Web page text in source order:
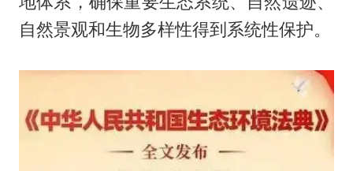
自然景观和生物多样性得到系统性保护。